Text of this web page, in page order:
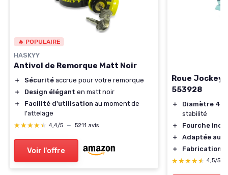
🔥 POPULAIRE
HASKYY
Antivol de Remorque Matt Noir
＋ Sécurité accrue pour votre remorque
＋
Design élégant en matt noir
＋
Facilité d'utilisation au moment de
l'attelage
★★★★★
★★★★★ 4,4/5 — 5211 avis
Voir l'offre
Roue Jockey
553928
＋
Diamètre
stabilité
＋
Fourche
＋
Adaptée aux
＋
Fabrication
★★★★★
★★★★★ 4,5/5